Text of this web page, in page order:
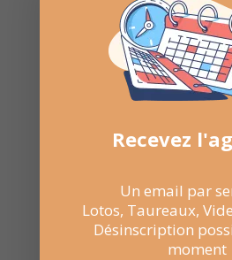
Recevez
Un email par
Lotos, Taureaux,
Désinscription
moment